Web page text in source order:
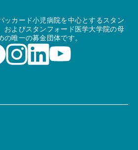
ッカード小児病院を中心とするスタン
およびスタンフォード医学大学院の母
唯一の募金団体です。